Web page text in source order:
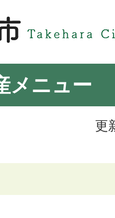
メニュー
更